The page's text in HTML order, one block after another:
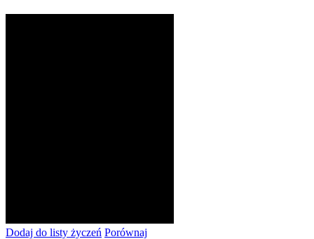
Dodaj do listy życzeń Porównaj